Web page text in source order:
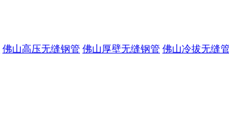
佛山高压无缝钢管 佛山厚壁无缝钢管 佛山冷拔无缝管